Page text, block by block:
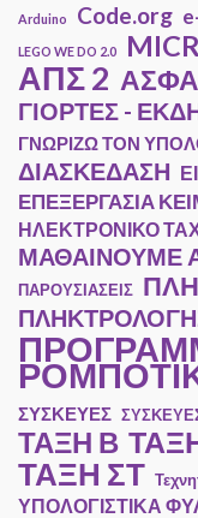
Arduino Code.org
LEGO WE DO 2.0
ΑΠΣ 2
ΓΙΟΡΤΕΣ -
ΓΝΩΡΙΖΩ ΤΟΝ
ΔΙΑΣΚΕΔΑΣΗ
ΕΠΕΞΕΡΓΑΣΙΑ
ΗΛΕΚΤΡΟΝΙΚΟ
ΜΑΘΑΙΝΟΥΜΕ
ΠΑΡΟΥΣΙΑΣΕΙΣ
ΣΥΣΚΕΥΕΣ
ΤΑΞΗ Β
ΤΑΞΗ ΣΤ
ΥΠΟΛΟΓΙΣΤΙΚΑ